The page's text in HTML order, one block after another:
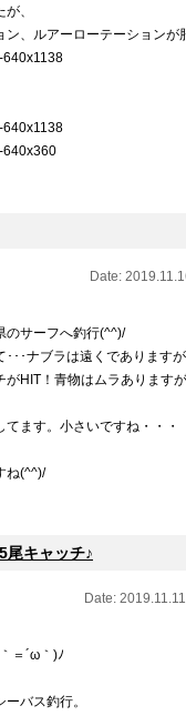
、
、ルアーローテーションが
Date:
のサーフへ釣行(^^)/
･･ナブラは遠くでありますが
HIT！青物はムラあります
ます。小さいですね・・・
ね(^^)/
尾キャッチ♪
Date:
＝´ω｀)ﾉ
バス釣行。